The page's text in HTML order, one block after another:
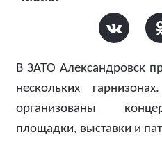
В ЗАТО Александровск
нескольких
организованы
площадки, выставки и